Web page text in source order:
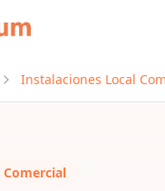
Instalaciones Local